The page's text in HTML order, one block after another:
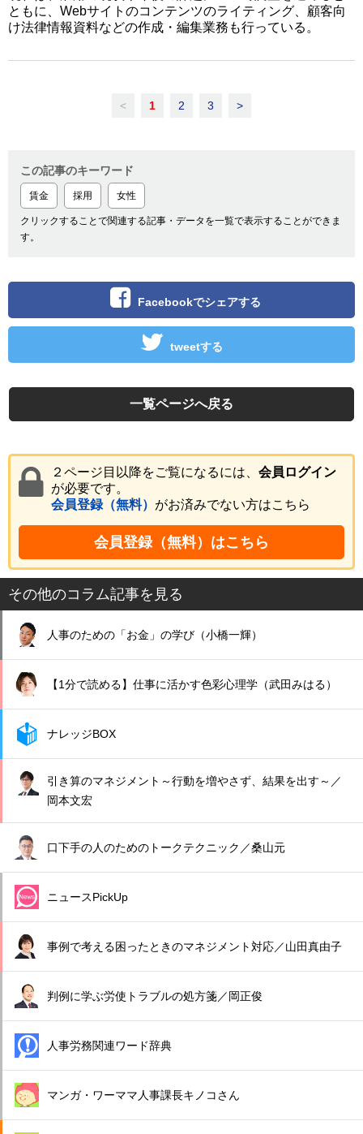
ともに、Webサイトのコンテンツのライティング、顧客向
け法律情報資料などの作成・編集業務も行っている。
< 1 2 3 >
この記事のキーワード
賃金 採用 女性
クリックすることで関連する記事・データを一覧で表示することができま
す。
Facebookでシェアする
tweetする
一覧ページへ戻る
２ページ目以降をご覧になるには、 会員ログイン
が必要です。
会員登録（無料） がお済みでない方はこちら
会員登録（無料）はこちら
その他のコラム記事を見る
人事のための「お金」の学び（小橋一輝）
【1分で読める】仕事に活かす色彩心理学（武田みはる）
ナレッジBOX
引き算のマネジメント～行動を増やさず、結果を出す～／
岡本文宏
口下手の人のためのトークテクニック／桑山元
ニュースPickUp
事例で考える困ったときのマネジメント対応／山田真由子
判例に学ぶ労使トラブルの処方箋／岡正俊
人事労務関連ワード辞典
マンガ・ワーママ人事課長キノコさん